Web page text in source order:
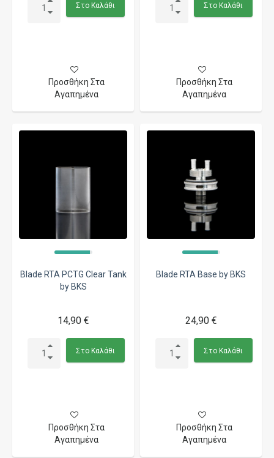
Στο Καλάθι
Προσθήκη Στα
Αγαπημένα
Στο Καλάθι
Προσθήκη Στα
Αγαπημένα
Blade RTA PCTG Clear Tank
by BKS
14,90 €
Στο Καλάθι
Προσθήκη Στα
Αγαπημένα
Blade RTA Base by BKS
24,90 €
Στο Καλάθι
Προσθήκη Στα
Αγαπημένα